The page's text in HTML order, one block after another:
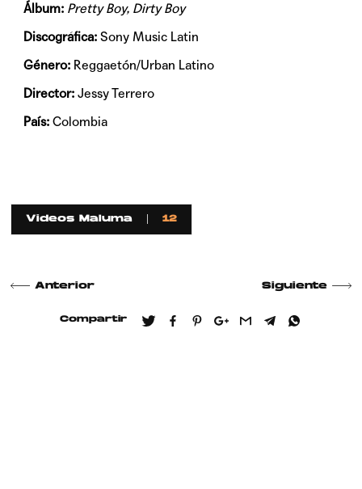
Álbum: Pretty Boy, Dirty Boy
Discográfica: Sony Music Latin
Género: Reggaetón/Urban Latino
Director:Jessy Terrero
País:Colombia
Videos Maluma 12
Anterior Siguiente
Compartir